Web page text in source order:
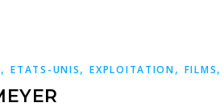
,ETATS-UNIS,EXPLOITATION, FILMS